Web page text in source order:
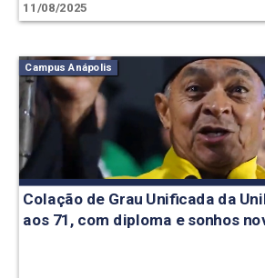
11/08/2025
Campus Anápolis
Colação de Grau Unificada da
aos 71, com diploma e sonhos